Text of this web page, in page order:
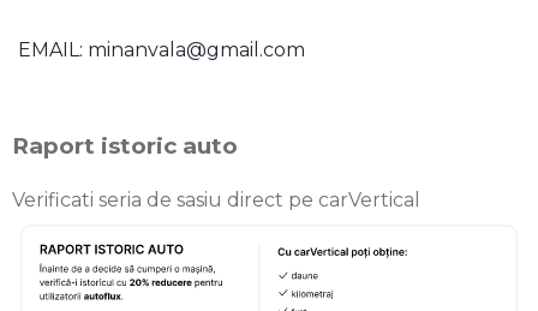
EMAIL: minanvala@gmail.com
Raport istoric auto
Verificati seria de sasiu direct pe carVertical